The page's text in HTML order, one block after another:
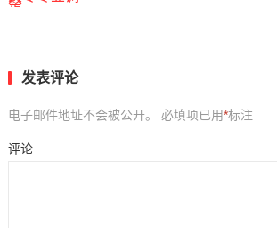
发表评论
电子邮件地址不会被公开。 必填项已用*标注
评论